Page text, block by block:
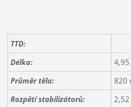
TTD:
Délka:
4,95
Průměr těla:
820
Rozpětístabilizátorů:
2,52